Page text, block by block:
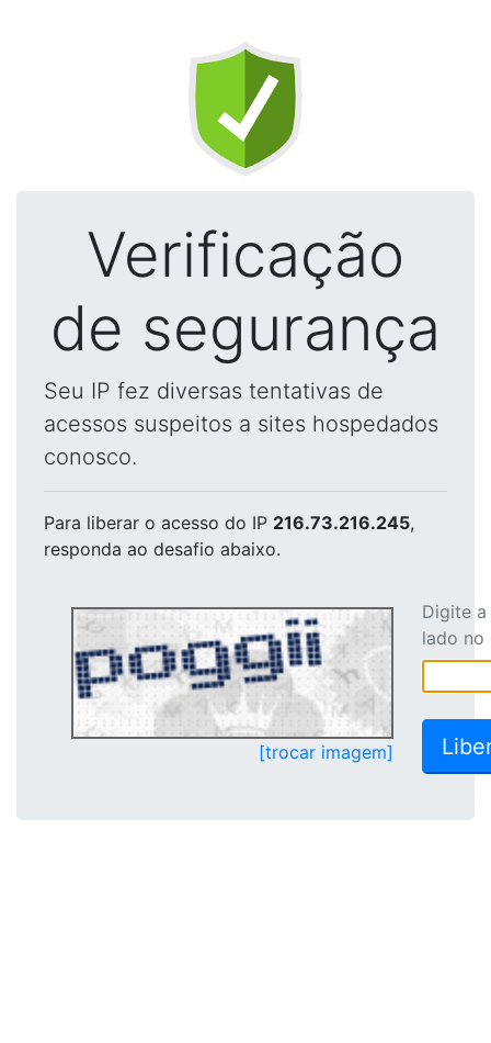
Verificação
de segurança
Seu IP fez diversas tentativas de
acessos suspeitos a sites hospedados
conosco.
Para liberar o acesso do IP 216.73.216.245,
responda ao desafio abaixo.
[trocar imagem]
Digite
lado no